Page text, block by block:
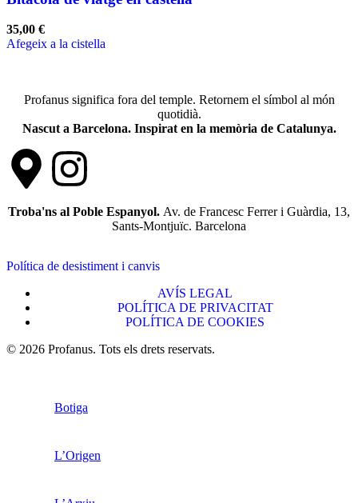
35,00 €
Afegeix a la cistella
Profanus significa fora del temple. Retornem el símbol al món
quotidià.
Nascut a Barcelona. Inspirat en la memòria de Catalunya.
Troba'ns al Poble Espanyol. Av. de Francesc Ferrer i Guàrdia, 13,
Sants-Montjuïc. Barcelona
Política de desistiment i canvis
AVÍS LEGAL
POLÍTICA DE PRIVACITAT
POLÍTICA DE COOKIES
© 2026 Profanus. Tots els drets reservats.
Botiga
L’Origen